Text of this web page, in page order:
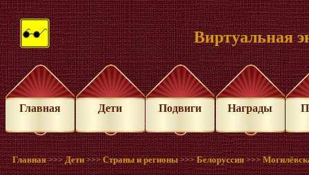
Виртуальная
Главная Дети Подвиги Награды
Главная >>>Дети >>>Страны и регионы >>>Белоруссия >>>